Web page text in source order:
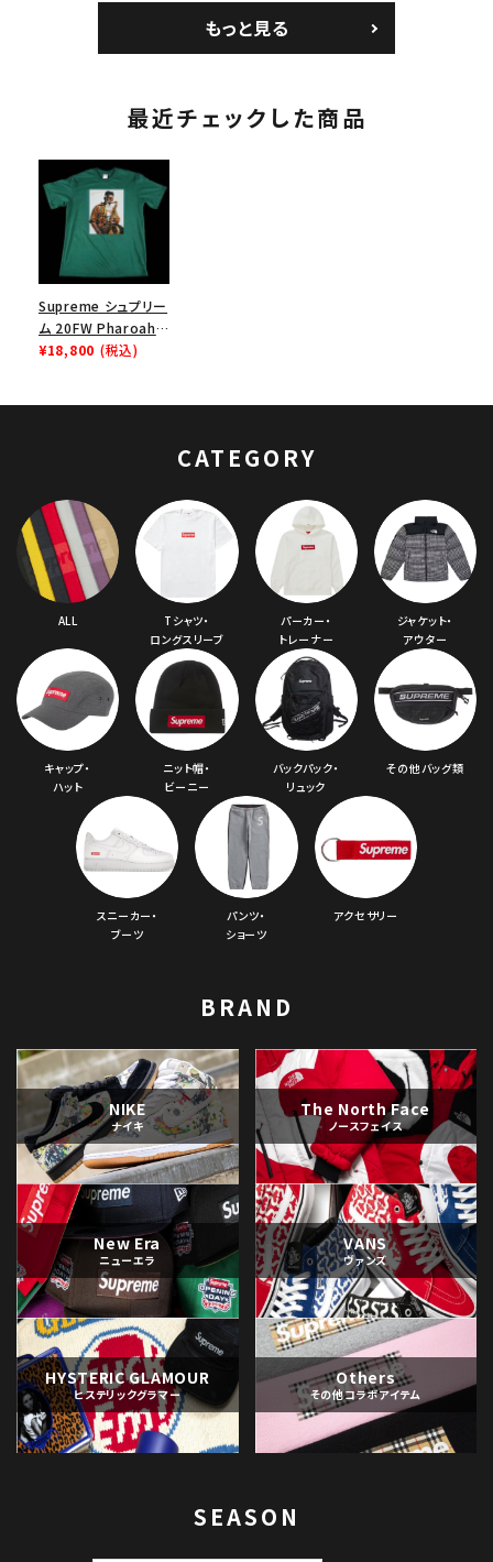
もっと見る
最近チェックした商品
Supreme シュプリー
ム 20FW Pharoah
Sanders Tee ファラ
¥18,800 (税込)
CATEGORY
ALL
Tシャツ・
ロングスリーブ
パーカー・
トレーナー
ジャケット・
アウター
キャップ・
ハット
ニット帽・
ビーニー
バックパック・
リュック
その他バッグ類
スニーカー・
ブーツ
パンツ・
ショーツ
アクセサリー
BRAND
NIKE
ナイキ
The North Face
ノースフェイス
New Era
ニューエラ
VANS
ヴァンズ
HYSTERIC GLAMOUR
ヒステリックグラマー
Others
その他コラボアイテム
SEASON